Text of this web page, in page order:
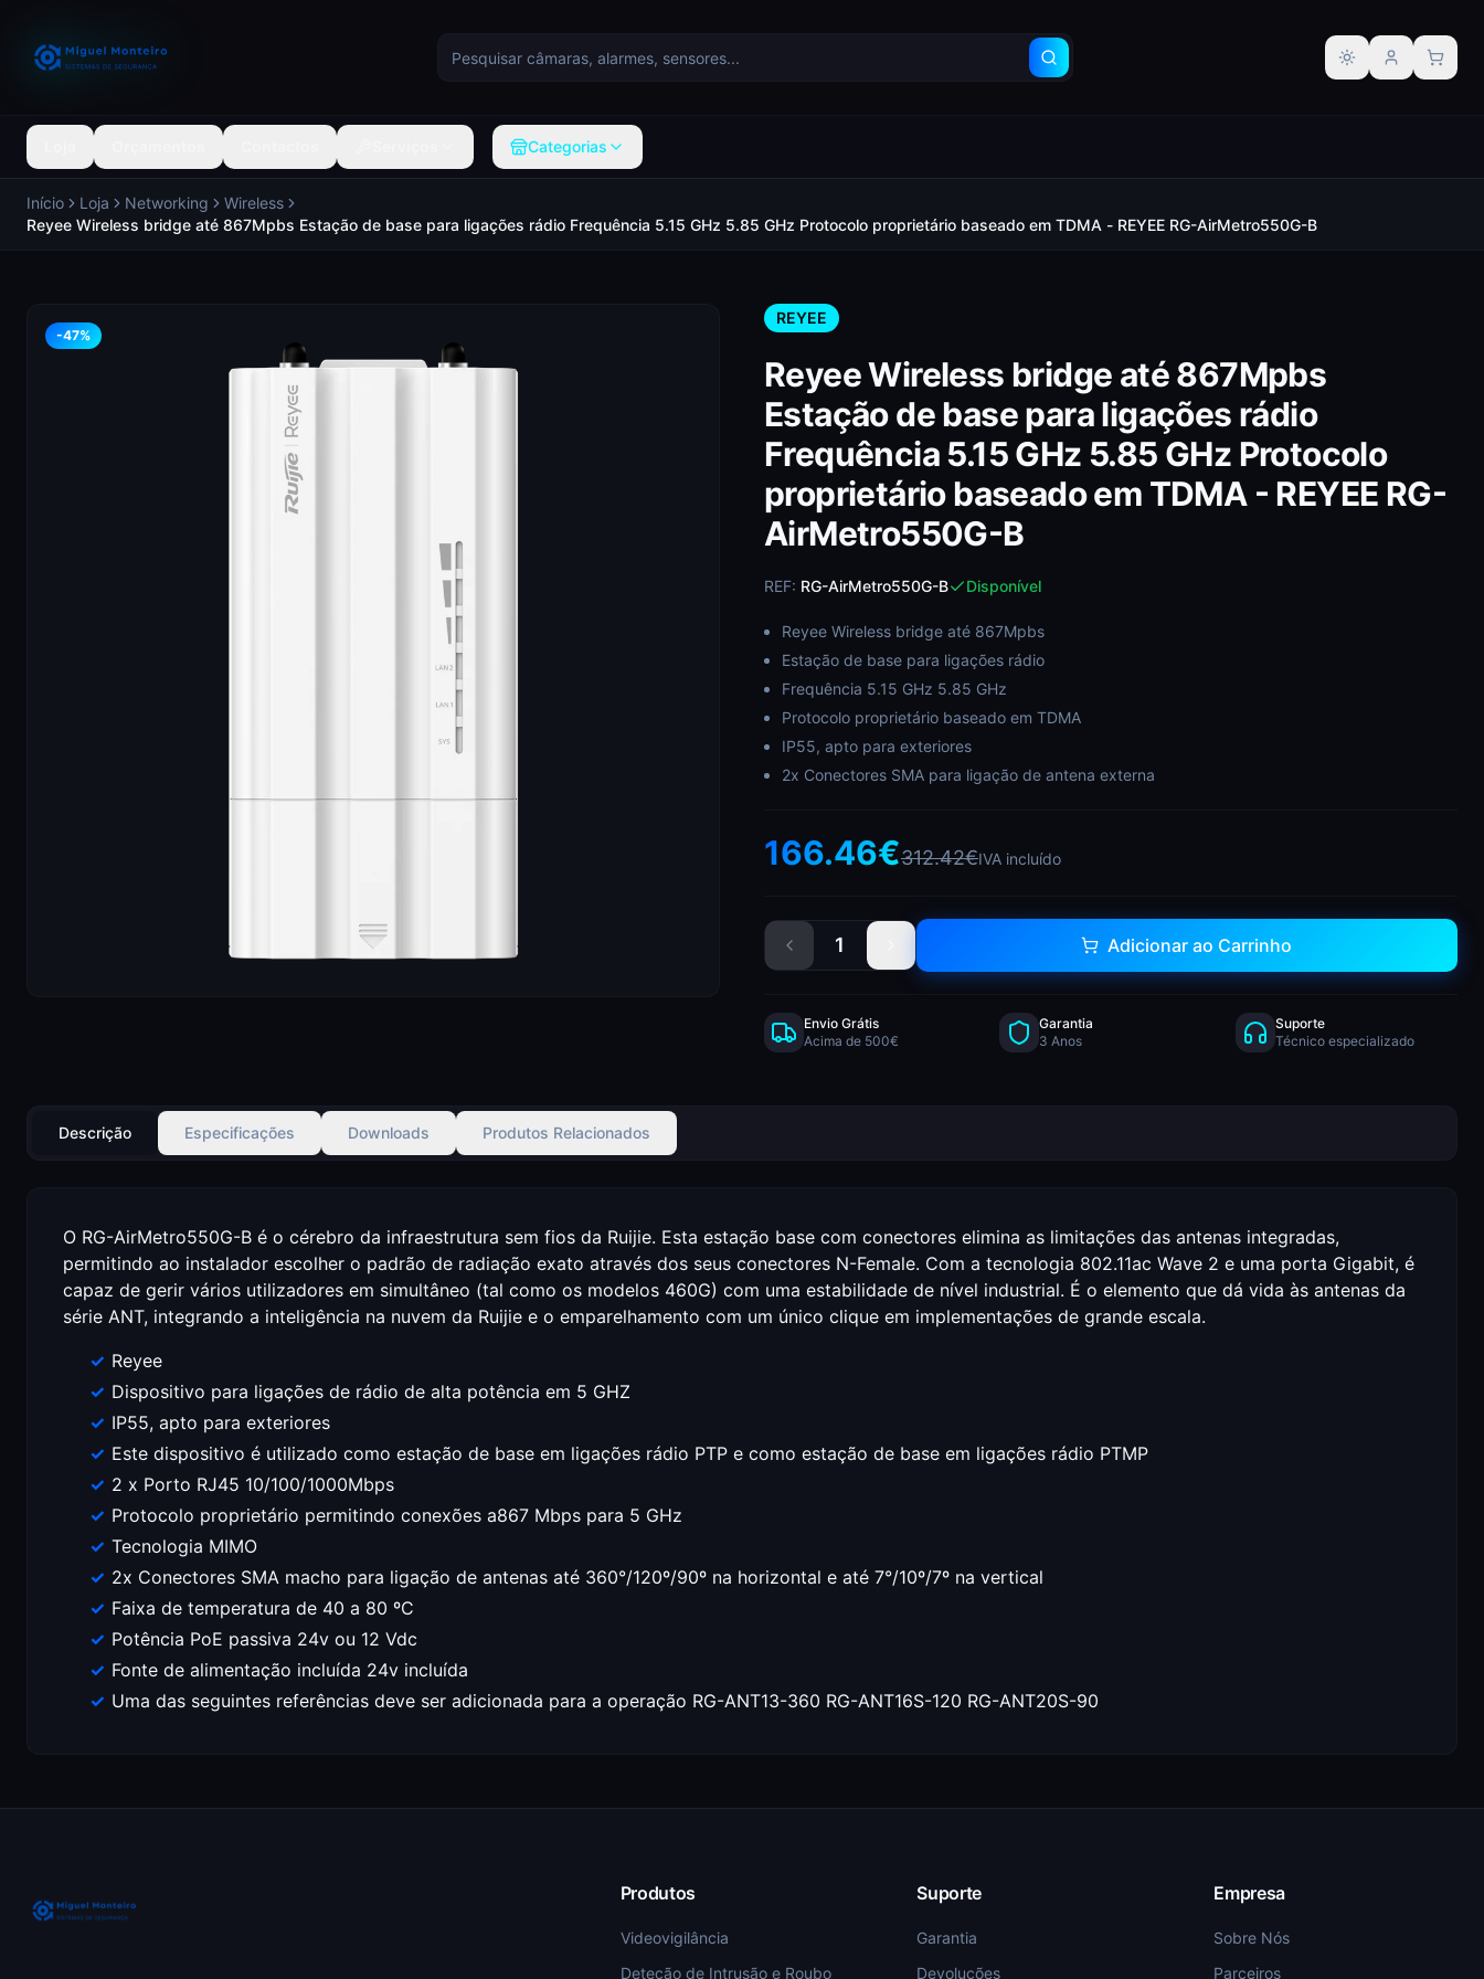
Alternar tema
Categorias
Início Loja Networking
Wireless
Reyee Wireless bridge até 867Mpbs Estação de base para ligações rádio Frequência 5.15 GHz 5.85 GHz Protocolo proprietário baseado em TDMA - REYEE RG-AirMetro550G-B
-47%
REYEE
Reyee Wireless bridge até 867Mpbs
Estação de base para ligações rádio
Frequência 5.15 GHz 5.85 GHz Protocolo
proprietário baseado em TDMA - REYEE RG-
AirMetro550G-B
REF: RG-AirMetro550G-B Disponível
Reyee Wireless bridge até 867Mpbs
Estação de base para ligações rádio
Frequência 5.15 GHz 5.85 GHz
Protocolo proprietário baseado em TDMA
IP55, apto para exteriores
2x Conectores SMA para ligação de antena externa
166.46€312.42€IVA incluído
1 Adicionar ao Carrinho
Envio Grátis
Acima de 500€
Garantia
3 Anos
Suporte
Técnico especializado
Descrição Especificações Downloads Produtos Relacionados
O RG-AirMetro550G-B é o cérebro da infraestrutura sem fios da Ruijie. Esta estação base com conectores elimina as limitações das antenas integradas,
permitindo ao instalador escolher o padrão de radiação exato através dos seus conectores N-Female. Com a tecnologia 802.11ac Wave 2 e uma porta Gigabit, é
capaz de gerir vários utilizadores em simultâneo (tal como os modelos 460G) com uma estabilidade de nível industrial. É o elemento que dá vida às antenas da
série ANT, integrando a inteligência na nuvem da Ruijie e o emparelhamento com um único clique em implementações de grande escala.
Reyee
Dispositivo para ligações de rádio de alta potência em 5 GHZ
IP55, apto para exteriores
Este dispositivo é utilizado como estação de base em ligações rádio PTP e como estação de base em ligações rádio PTMP
2 x Porto RJ45 10/100/1000Mbps
Protocolo proprietário permitindo conexões a867 Mbps para 5 GHz
Tecnologia MIMO
2x Conectores SMA macho para ligação de antenas até 360°/120º/90º na horizontal e até 7°/10º/7º na vertical
Faixa de temperatura de 40 a 80 ºC
Potência PoE passiva 24v ou 12 Vdc
Fonte de alimentação incluída 24v incluída
Uma das seguintes referências deve ser adicionada para a operação RG-ANT13-360 RG-ANT16S-120 RG-ANT20S-90
Produtos
Videovigilância
Deteção de Intrusão e Roubo
Suporte
Garantia
Devoluções
Empresa
Sobre Nós
Parceiros